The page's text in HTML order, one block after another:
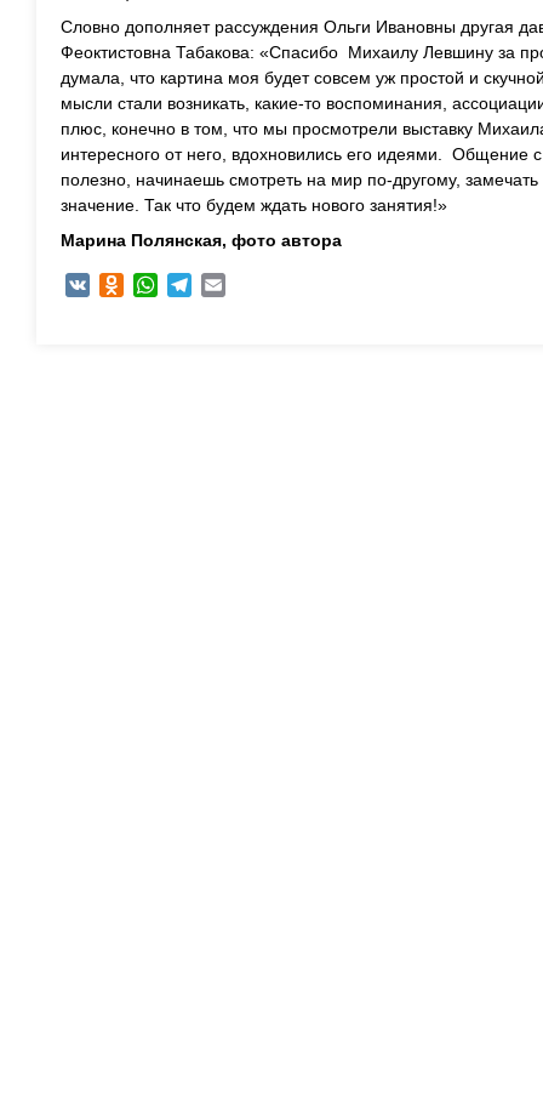
Словно дополняет рассуждения Ольги Ивановны другая
Феоктистовна Табакова: «Спасибо Михаилу Левшину за
думала, что картина моя будет совсем уж простой и
мысли стали возникать, какие-то воспоминания,
плюс, конечно в том, что мы просмотрели выставку
интересного от него, вдохновились его идеями. Общение
полезно, начинаешь смотреть на мир по-другому,
значение. Так что будем ждать нового занятия!»
Марина Полянская, фото автора
VK Odnoklassniki
WhatsAppTelegram